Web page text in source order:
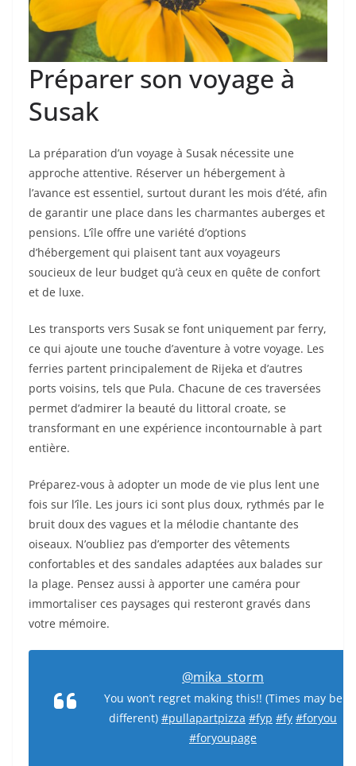
Préparer son voyage à
Susak
La préparation d’un voyage à Susak nécessite une
approche attentive. Réserver un hébergement à
l’avance est essentiel, surtout durant les mois d’été, afin
de garantir une place dans les charmantes auberges et
pensions. L’île offre une variété d’options
d’hébergement qui plaisent tant aux voyageurs
soucieux de leur budget qu’à ceux en quête de confort
et de luxe.
Les transports vers Susak se font uniquement par ferry,
ce qui ajoute une touche d’aventure à votre voyage. Les
ferries partent principalement de Rijeka et d’autres
ports voisins, tels que Pula. Chacune de ces traversées
permet d’admirer la beauté du littoral croate, se
transformant en une expérience incontournable à part
entière.
Préparez-vous à adopter un mode de vie plus lent une
fois sur l’île. Les jours ici sont plus doux, rythmés par le
bruit doux des vagues et la mélodie chantante des
oiseaux. N’oubliez pas d’emporter des vêtements
confortables et des sandales adaptées aux balades sur
la plage. Pensez aussi à apporter une caméra pour
immortaliser ces paysages qui resteront gravés dans
votre mémoire.
@mika_storm
You won’t regret making this!! (Times may be
different) #pullapartpizza #fyp #fy #foryou
#foryoupage